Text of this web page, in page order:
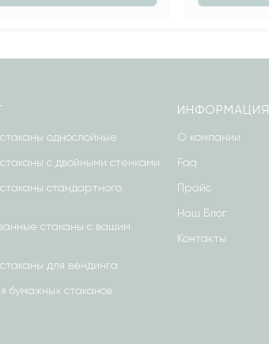
однослойные
с двойными стенками
стандартного
стаканы с вашим
для вендинга
бумажных стаканов
ИНФОРМАЦИЯ
О компании
Faq
Прайс
Наш Блог
Контакты